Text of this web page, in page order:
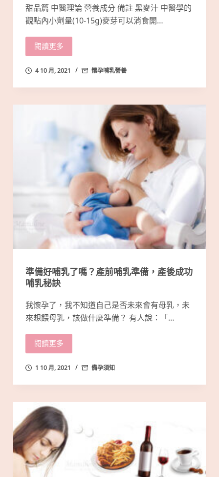
甜品篇 中醫理論 營養成分 備註 黑麥汁 中醫學的
觀點內小劑量(10-15g)麥芽可以消食開…
閱讀更多
4 10 月, 2021 懷孕哺乳營養
準備好哺乳了嗎？產前哺乳準備，產後成功
哺乳秘訣
我懷孕了，我不知道自己是否未來會有母乳，未
來想餵母乳，該做什麼準備？ 有人說：「…
閱讀更多
1 10 月, 2021 備孕須知